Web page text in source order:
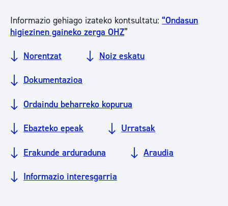
Informazio gehiago izateko kontsultatu: “Ondasun
higiezinen gaineko zerga OHZ”
Norentzat Noiz eskatu
Dokumentazioa
Ordaindu beharreko kopurua
Ebazteko epeak Urratsak
Erakunde arduraduna Araudia
Informazio interesgarria